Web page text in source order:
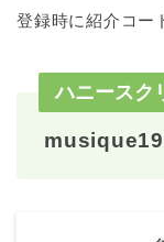
登録時に紹介コー
ハニースク